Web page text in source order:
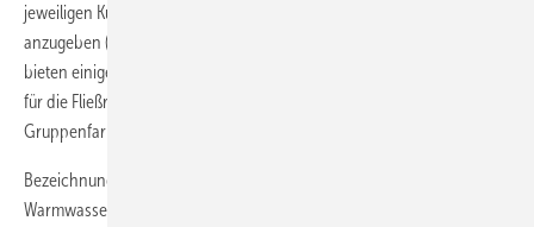
jeweiligen Kurzzeichen nach DIN EN 806-1 oder der Klartext
anzugeben (
bieten einige Hersteller Rohrleitungsbänder und Farbringe mit Pfeilen
für die Fließrichtung sowie Schilder und Aufkleber in den jeweiligen
Gruppenfarben der Norm an (
Bezeichnungsschilder können einzeln, z.B. für Kaltwasser-,
Warmwasser- und Zirkulationsleitungen, oder zusammengefasst, z.B.